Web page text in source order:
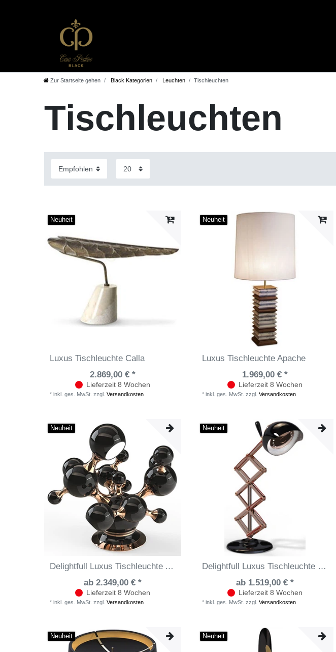
Zur Startseite gehen Black Kategorien Leuchten Tischleuchten
Tischleuchten
Neuheit
Luxus Tischleuchte Calla
2.869,00 € *
Lieferzeit 8 Wochen
*inkl. ges. MwSt. zzgl.Versandkosten
Neuheit
Luxus Tischleuchte Apache
1.969,00 € *
Lieferzeit 8 Wochen
*inkl. ges. MwSt. zzgl.Versandkosten
Neuheit
Delightfull Luxus Tischleuchte Atomic
ab 2.349,00 € *
Lieferzeit 8 Wochen
*inkl. ges. MwSt. zzgl.Versandkosten
Neuheit
Delightfull Luxus Tischleuchte Billy
ab 1.519,00 € *
Lieferzeit 8 Wochen
*inkl. ges. MwSt. zzgl.Versandkosten
Neuheit Neuheit